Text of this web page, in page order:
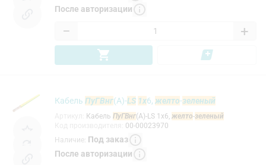
После авторизации
− +
Кабель ПуГВнг(A)-LS 1x6, желто-зеленый
Кабель ПуГВнг(A)-LS 1x6, желто-зеленый
00-00023970
Наличие: Под заказ
После авторизации